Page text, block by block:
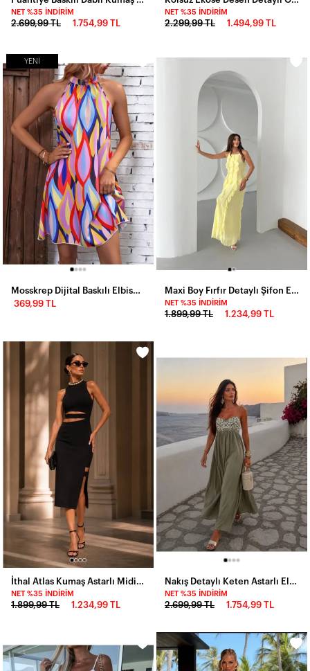
NET %35 İNDIRIM
2.699,99 TL 1.754,99 TL
NET %35 İNDIRIM
2.299,99 TL 1.494,99 TL
YENI
369,99 TL
NET %35 İNDIRIM
1.899,99 TL 1.234,99 TL
NET %35 İNDIRIM
1.899,99 TL 1.234,99 TL
NET %35 İNDIRIM
2.699,99 TL 1.754,99 TL